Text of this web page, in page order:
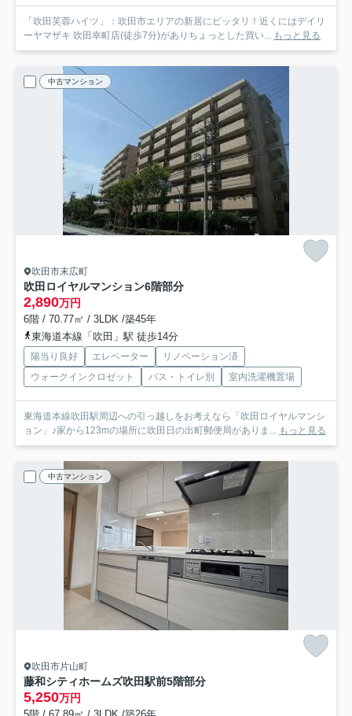
「吹田芙蓉ハイツ」：吹田市エリアの新居にピッタリ！近くにはデイリ
ーヤマザキ 吹田幸町店(徒歩7分)がありちょっとした買い... もっと見る
中古マンション
吹田市末広町
吹田ロイヤルマンション6階部分
2,890万円
6階 / 70.77㎡ / 3LDK /築45年
東海道本線「吹田」駅 徒歩14分
陽当り良好 エレベーター
リノベーション済
ウォークインクロゼット
バス・トイレ別 室内洗濯機置場
東海道本線吹田駅周辺への引っ越しをお考えなら「吹田ロイヤルマンシ
ョン」♪家から123mの場所に吹田日の出町郵便局がありま... もっと見る
中古マンション
吹田市片山町
藤和シティホームズ吹田駅前5階部分
5,250万円